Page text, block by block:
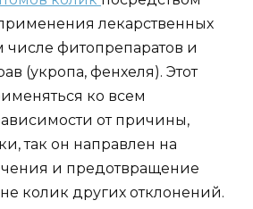
лекарственных
числе фитопрепаратов и
(укропа, фенхеля). Этот
ко всем
от причины,
так он направлен на
и предотвращение
колик других отклонений.